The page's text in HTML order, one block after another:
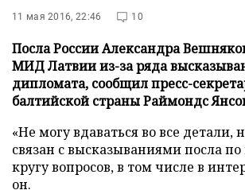
11 мая 2016, 22:46 10
Посла России Александра
МИД Латвии из-за ряда
дипломата, сообщил пресс-
балтийской страны Раймондс
«Не могу вдаваться во все детали,
связан с высказываниями посла
кругу вопросов, в том числе в
он.